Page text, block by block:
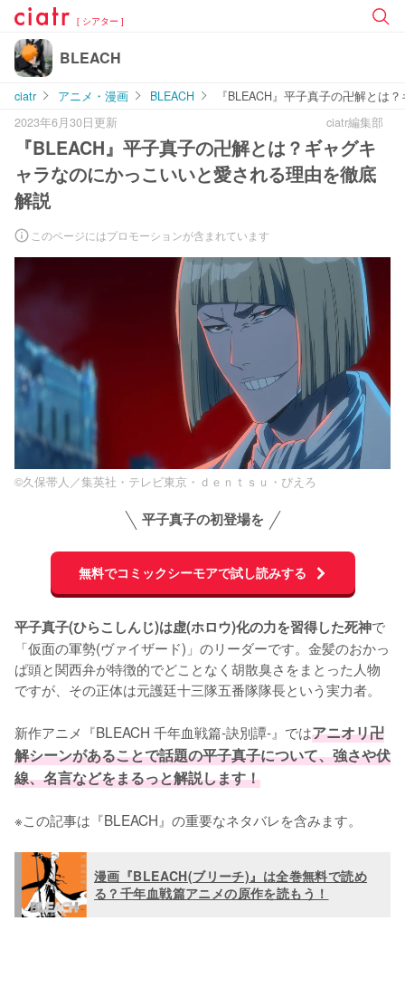
[ シアター ]
BLEACH
ciatr アニメ・漫画 BLEACH
『BLEACH』平子真子の卍解とは
2023年6月30日更新
ciatr編集部
『BLEACH』平子真子の卍解とは？ギャグキ
ャラなのにかっこいいと愛される理由を徹底
解説
このページにはプロモーションが含まれています
©久保帯人／集英社・テレビ東京・ｄｅｎｔｓｕ・ぴえろ
平子真子の初登場を
無料でコミックシーモアで試し読みする
平子真子(ひらこしんじ)は虚(ホロウ)化の力を習得した死神で
「仮面の軍勢(ヴァイザード)」のリーダーです。金髪のおかっ
ぱ頭と関西弁が特徴的でどことなく胡散臭さをまとった人物
ですが、その正体は元護廷十三隊五番隊隊長という実力者。
新作アニメ『BLEACH 千年血戦篇-訣別譚-』ではアニオリ卍
解シーンがあることで話題の平子真子について、強さや伏
線、名言などをまるっと解説します！
※この記事は『BLEACH』の重要なネタバレを含みます。
漫画『BLEACH(ブリーチ)』は全巻無料で読め
る？千年血戦篇アニメの原作を読もう！